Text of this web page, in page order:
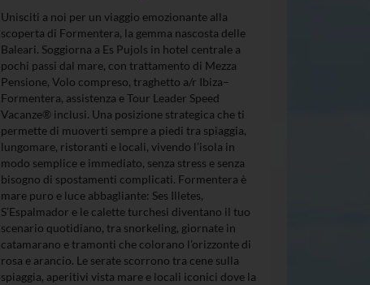
Unisciti a noi per un viaggio emozionante alla
scoperta di Formentera, la gemma nascosta delle
Baleari. Soggiorna a Es Pujols in hotel centrale a
pochi passi dal mare, con trattamento di Mezza
Pensione, Volo compreso, traghetto a/r Ibiza–
Formentera, assistenza e Tour Leader Speed
Vacanze® inclusi. Una posizione strategica che ti
permette di muoverti sempre a piedi tra spiaggia,
lungomare, ristoranti e locali, vivendo l’isola in
modo semplice e immediato, senza stress e senza
bisogno di spostamenti complicati. Formentera è
mare puro e luce abbagliante: Ses Illetes,
S’Espalmador e le calette turchesi diventano il tuo
scenario quotidiano, tra snorkeling, giornate in
catamarano e tramonti che colorano l’orizzonte di
rosa e arancio. Le serate scorrono tra cene sulla
spiaggia, aperitivi vista mare e locali iconici dove la